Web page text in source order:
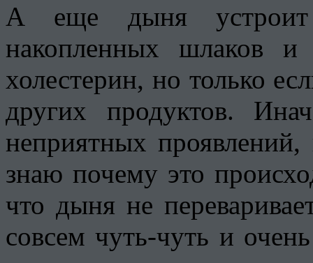
А еще дыня
накопленных шлаков и
холестерин, но только
других продуктов.
неприятных
знаю почему это
что дыня не
совсем чуть-чуть и